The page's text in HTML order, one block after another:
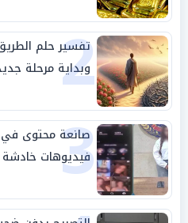
2
تفسير حلم
وبداية مرحلة
3
صانعة محتوى
فيديوهات خادشة